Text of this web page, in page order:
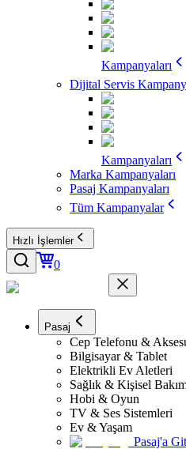
Kampanyaları
Dijital Servis
Kampanyaları
Marka Kampanyaları
Pasaj Kampanyaları
Tüm Kampanyalar
Hızlı İşlemler
0
Pasaj
Cep Telefonu &
Bilgisayar & Tablet
Elektrikli Ev Aletleri
Sağlık & Kişisel
Hobi & Oyun
TV & Ses Sistemleri
Ev & Yaşam
Pasaj'a Git